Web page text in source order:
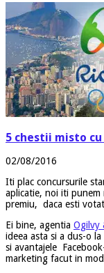
5 chestii misto
02/08/2016
Iti plac concursurile
aplicatie, noi iti
premiu, daca esti
Ei bine, agentia Ogilvy
ideea asta si a dus-o
si avantajele
marketing facut in